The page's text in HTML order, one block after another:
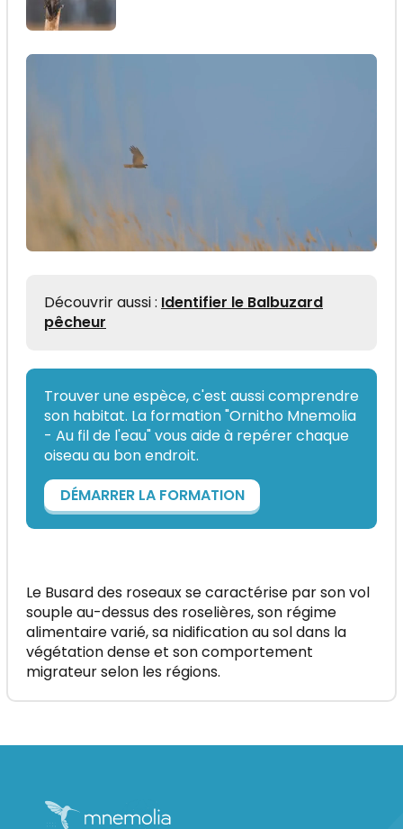
Découvrir aussi : Identifier le Balbuzard
pêcheur
Trouver une espèce, c'est aussi comprendre
son habitat. La formation "Ornitho Mnemolia
- Au fil de l'eau" vous aide à repérer chaque
oiseau au bon endroit.
DÉMARRER LA FORMATION
Le Busard des roseaux se caractérise par son vol
souple au-dessus des roselières, son régime
alimentaire varié, sa nidification au sol dans la
végétation dense et son comportement
migrateur selon les régions.